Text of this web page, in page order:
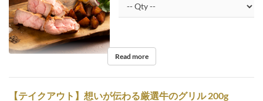
Read more
【テイクアウト】想いが伝わる厳選牛のグリル 200g